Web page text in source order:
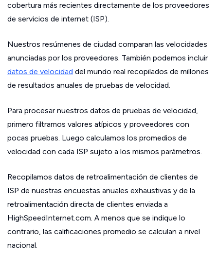
cobertura más recientes directamente de los proveedores
de servicios de internet (ISP).
Nuestros resúmenes de ciudad comparan las velocidades
anunciadas por los proveedores. También podemos incluir
datos de velocidad del mundo real recopilados de millones
de resultados anuales de pruebas de velocidad.
Para procesar nuestros datos de pruebas de velocidad,
primero filtramos valores atípicos y proveedores con
pocas pruebas. Luego calculamos los promedios de
velocidad con cada ISP sujeto a los mismos parámetros.
Recopilamos datos de retroalimentación de clientes de
ISP de nuestras encuestas anuales exhaustivas y de la
retroalimentación directa de clientes enviada a
HighSpeedInternet.com. A menos que se indique lo
contrario, las calificaciones promedio se calculan a nivel
nacional.